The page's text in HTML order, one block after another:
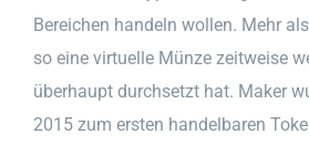
Bereichen handeln wollen. Mehr
so eine virtuelle Münze zeitweise
überhaupt durchsetzt hat. Maker
2015 zum ersten handelbaren